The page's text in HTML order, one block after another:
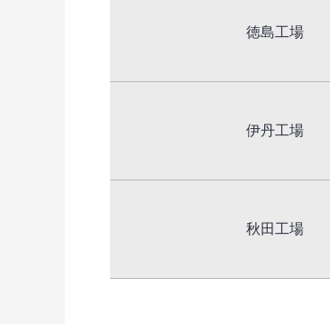
徳島工場
伊丹工場
秋田工場